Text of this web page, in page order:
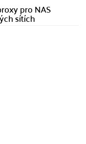
pro NAS
sítích